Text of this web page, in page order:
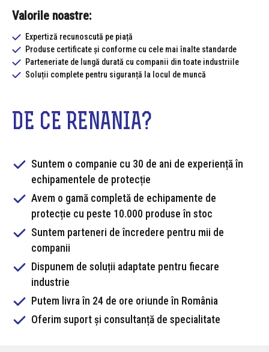
Valorile noastre:
Expertiză recunoscută pe piață
Produse certificate și conforme cu cele mai înalte standarde
Parteneriate de lungă durată cu companii din toate industriile
Soluții complete pentru siguranță la locul de muncă
DE CE RENANIA?
Suntem o companie cu 30 de ani de experiență în
echipamentele de protecție
Avem o gamă completă de echipamente de
protecție cu peste 10.000 produse în stoc
Suntem parteneri de încredere pentru mii de
companii
Dispunem de soluții adaptate pentru fiecare
industrie
Putem livra în 24 de ore oriunde în România
Oferim suport și consultanță de specialitate